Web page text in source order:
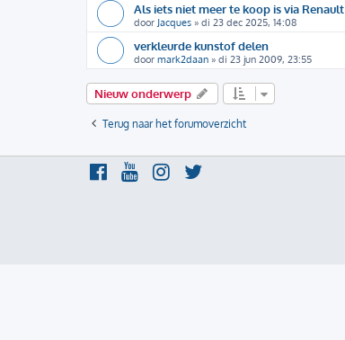
Als iets niet meer te koop is via Renault
door Jacques » di 23 dec 2025, 14:08
verkleurde kunstof delen
door mark2daan » di 23 jun 2009, 23:55
Nieuw onderwerp
Terug naar het forumoverzicht